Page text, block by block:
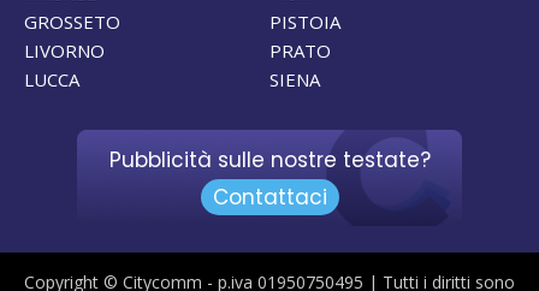
GROSSETO
LIVORNO
LUCCA
PISTOIA
PRATO
SIENA
Pubblicità sulle nostre testate?
Contattaci
Copyright © Citycomm - p.iva 01950750495 | Tutti i diritti sono